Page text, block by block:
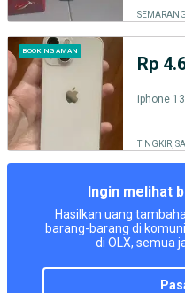
BOOKING AMAN
Rp
iphone
TINGKIR,
Ingin melihat
Hasilkan uang
barang-barang di
di OLX, semua